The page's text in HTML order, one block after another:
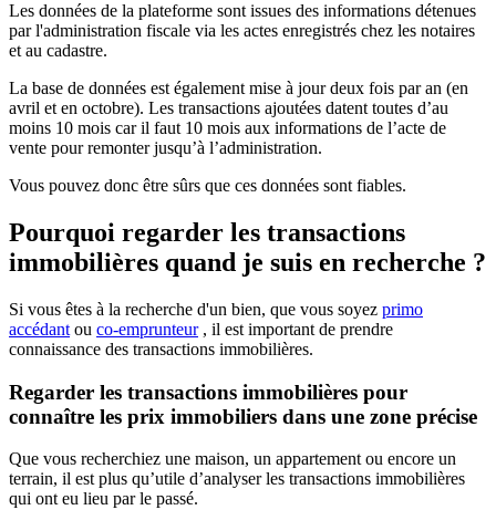
Les données de la plateforme sont issues des informations détenues
par l'administration fiscale via les actes enregistrés chez les notaires
et au cadastre.
La base de données est également mise à jour deux fois par an (en
avril et en octobre). Les transactions ajoutées datent toutes d’au
moins 10 mois car il faut 10 mois aux informations de l’acte de
vente pour remonter jusqu’à l’administration.
Vous pouvez donc être sûrs que ces données sont fiables.
Pourquoi regarder les transactions
immobilières quand je suis en recherche ?
Si vous êtes à la recherche d'un bien, que vous soyez primo
accédant ou co-emprunteur, il est important de prendre
connaissance des transactions immobilières.
Regarder les transactions immobilières pour
connaître les prix immobiliers dans une zone précise
Que vous recherchiez une maison, un appartement ou encore un
terrain, il est plus qu’utile d’analyser les transactions immobilières
qui ont eu lieu par le passé.